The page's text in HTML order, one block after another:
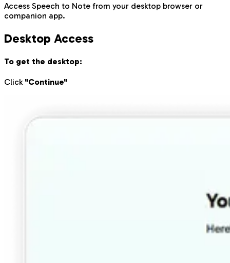
Access Speech to Note from your desktop browser or
companion app.
Desktop Access
To get the desktop:
Click "Continue"